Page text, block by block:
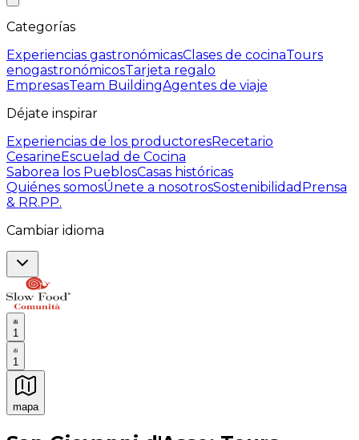
Categorías
Experiencias gastronómicasClases de cocinaTours
enogastronómicosTarjeta regalo
EmpresasTeam BuildingAgentes de viaje
Déjate inspirar
Experiencias de los productoresRecetario
CesarineEscuelad de Cocina
Saborea los PueblosCasas históricas
Quiénes somosÚnete a nosotrosSostenibilidad Prensa
& RR.PP.
Cambiar idioma
1
1
mapa